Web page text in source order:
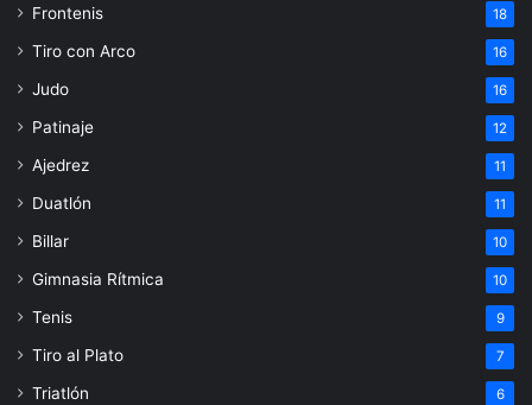
Frontenis 18
Tiro con Arco 16
Judo 16
Patinaje 12
Ajedrez 11
Duatlón 11
Billar 10
Gimnasia Rítmica 10
Tenis 9
Tiro al Plato 7
Triatlón 6